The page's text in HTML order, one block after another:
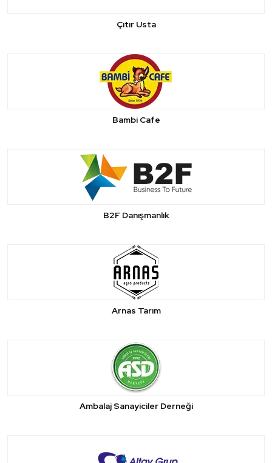
Çıtır Usta
Bambi Cafe
B2F Danışmanlık
Arnas Tarım
Ambalaj Sanayiciler Derneği